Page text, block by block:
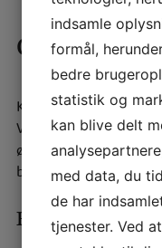
Golfophold
Kombiner overnatning
Voresgolfophold
ønsker at kombinere
behagelig overnatning
Festrabat på
indsamle
formål,
bedre
statistik og
kan blive delt
med data, du
de har
tjenester. Ved